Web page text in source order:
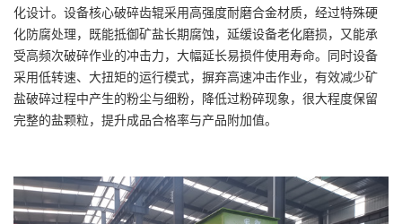
化设计。设备核心破碎齿辊采用高强度耐磨合金材质，经过特殊硬
化防腐处理，既能抵御矿盐长期腐蚀，延缓设备老化磨损，又能承
受高频次破碎作业的冲击力，大幅延长易损件使用寿命。同时设备
采用低转速、大扭矩的运行模式，摒弃高速冲击作业，有效减少矿
盐破碎过程中产生的粉尘与细粉，降低过粉碎现象，很大程度保留
完整的盐颗粒，提升成品合格率与产品附加值。